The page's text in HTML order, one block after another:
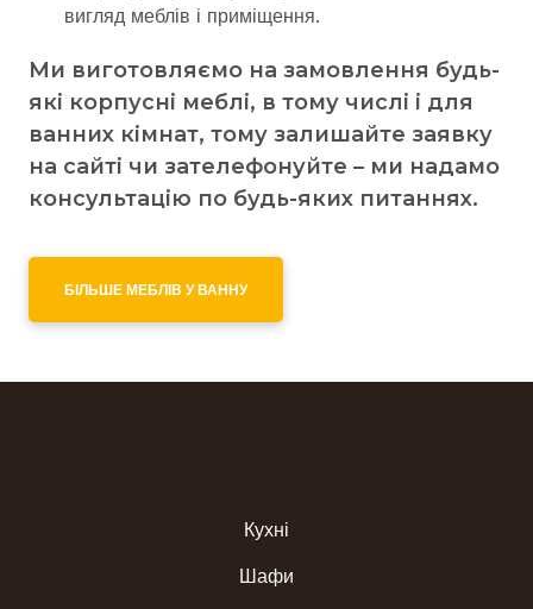
вигляд меблів і приміщення.
Ми виготовляємо на замовлення будь-
які корпусні меблі, в тому числі і для
ванних кімнат, тому залишайте заявку
на сайті чи зателефонуйте – ми надамо
консультацію по будь-яких питаннях.
БІЛЬШЕ МЕБЛІВ У ВАННУ
Кухні
Шафи